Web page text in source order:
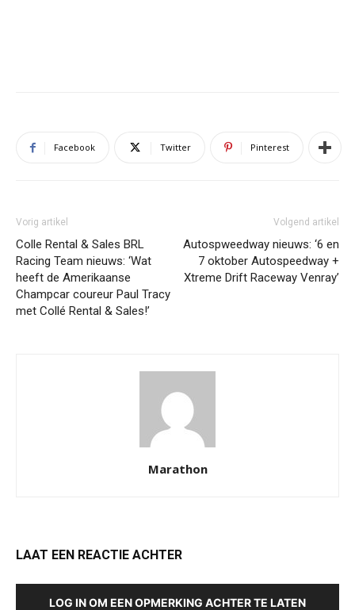
Facebook Twitter Pinterest
Vorig artikel
Colle Rental & Sales BRL
Racing Team nieuws: ‘Wat
heeft de Amerikaanse
Champcar coureur Paul Tracy
met Collé Rental & Sales!’
Volgend artikel
Autospweedway nieuws: ‘6 en
7 oktober Autospeedway +
Xtreme Drift Raceway Venray’
Marathon
LAAT EEN REACTIE ACHTER
LOG IN OM EEN OPMERKING ACHTER TE LATEN